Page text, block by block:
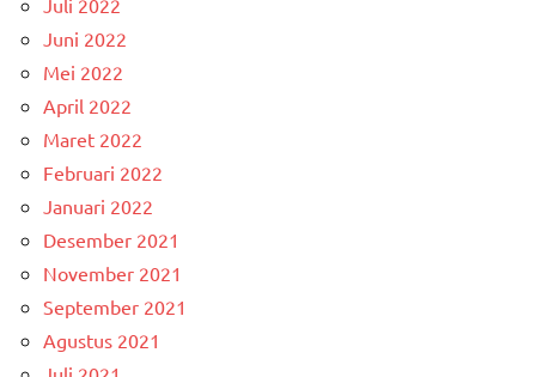
Juni 2022
Mei 2022
April 2022
Maret 2022
Februari 2022
Januari 2022
Desember 2021
November 2021
September 2021
Agustus 2021